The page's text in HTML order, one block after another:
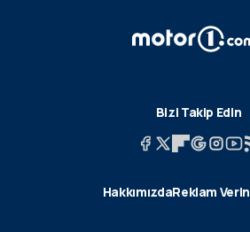
Bizi Takip Edin
HakkımızdaReklam Verin